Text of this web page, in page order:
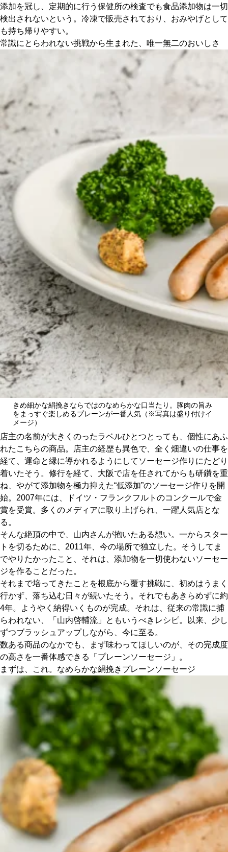
今月の京みやげ
京都の書店
CULTURE
すべて
関西で開催。
おすすめの展覧会
おすすめの映画
誠光社で選びました。
おすすめの本
紹介します。
おすすめのイベント
添加を冠し、定期的に行う保健所の検査でも食品添加物は一切
検出されないという。冷凍で販売されており、おみやげとして
も持ち帰りやすい。
常識にとらわれない挑戦から生まれた、唯一無二のおいしさ
きめ細かな絹挽きならではのなめらかな口当たり。豚肉の旨み
をまっすぐ楽しめるプレーンが一番人気（※写真は盛り付けイ
メージ）
店主の名前が大きくのったラベルひとつとっても、個性にあふ
れたこちらの商品。店主の経歴も異色で、全く畑違いの仕事を
経て、運命と縁に導かれるようにしてソーセージ作りにたどり
着いたそう。修行を経て、大阪で店を任されてからも研鑽を重
ね、やがて添加物を極力抑えた“低添加”のソーセージ作りを開
始。2007年には、ドイツ・フランクフルトのコンクールで金
賞を受賞。多くのメディアに取り上げられ、一躍人気店とな
る。
そんな絶頂の中で、山内さんが抱いたある想い。一からスター
トを切るために、2011年、今の場所で独立した。そうしてま
でやりたかったこと、それは、添加物を一切使わないソーセー
ジを作ることだった。
それまで培ってきたことを根底から覆す挑戦に、初めはうまく
行かず、落ち込む日々が続いたそう。それでもあきらめずに約
4年。ようやく納得いくものが完成。それは、従来の常識に捕
らわれない、「山内啓輔流」ともいうべきレシピ。以来、少し
ずつブラッシュアップしながら、今に至る。
数ある商品のなかでも、まず味わってほしいのが、その完成度
の高さを一番体感できる「プレーンソーセージ」。
まずは、これ。なめらかな絹挽きプレーンソーセージ